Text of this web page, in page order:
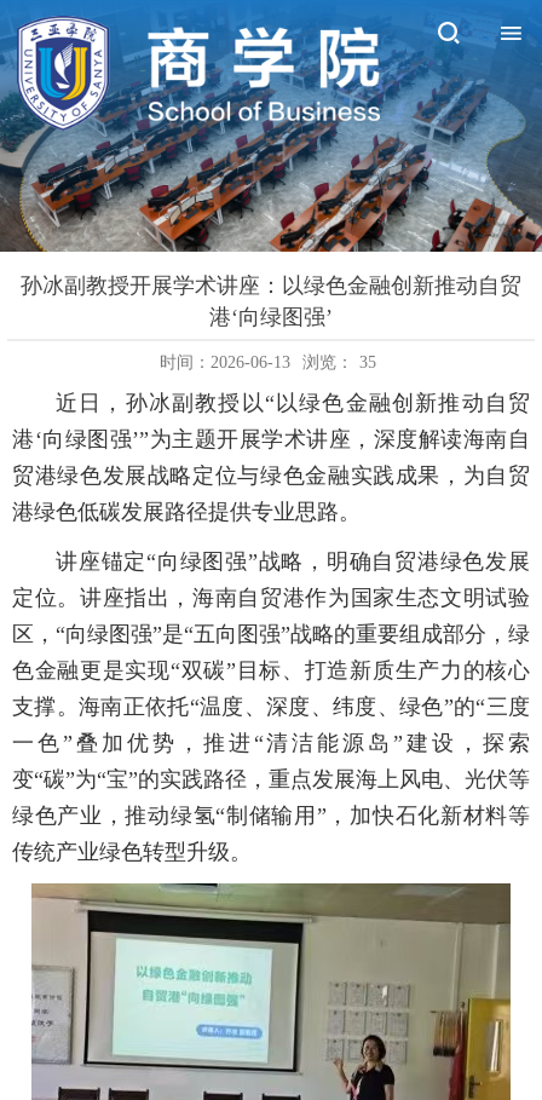
孙冰副教授开展学术讲座：以绿色金融创新推动自贸
港‘向绿图强’
时间：2026-06-13 浏览： 35
近日，孙冰副教授以“以绿色金融创新推动自贸
港‘向绿图强’”为主题开展学术讲座，深度解读海南自
贸港绿色发展战略定位与绿色金融实践成果，为自贸
港绿色低碳发展路径提供专业思路。
讲座锚定“向绿图强”战略，明确自贸港绿色发展
定位。讲座指出，海南自贸港作为国家生态文明试验
区，“向绿图强”是“五向图强”战略的重要组成部分，绿
色金融更是实现“双碳”目标、打造新质生产力的核心
支撑。海南正依托“温度、深度、纬度、绿色”的“三度
一色”叠加优势，推进“清洁能源岛”建设，探索
变“碳”为“宝”的实践路径，重点发展海上风电、光伏等
绿色产业，推动绿氢“制储输用”，加快石化新材料等
传统产业绿色转型升级。